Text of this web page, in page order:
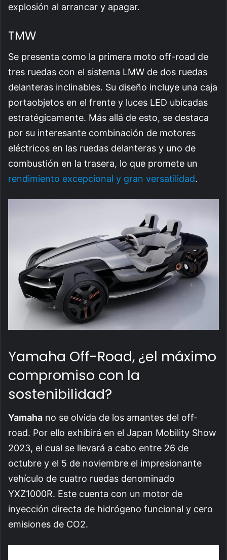
explosión al arrancar y apagar.
TMW
Se presenta como la primera moto off-road de
tres ruedas con el sistema LMW de dos ruedas
delanteras inclinables. Su diseño incluye una caja
portaobjetos en el frente y luces LED ubicadas
estratégicamente. Más allá de esto, se destaca
por su interesante combinación de motores
eléctricos en las ruedas delanteras y uno de
combustión en la trasera, lo que promete un
rendimiento excepcional y gran versatilidad.
Yamaha Off-Road, ¿el máximo
compromiso con la
sostenibilidad?
Yamaha no se olvida de los amantes del off-
road. Por ello exhibirá en el Japan Mobility Show
2023, el cual se llevará a cabo entre 26 de
octubre y el 5 de noviembre el impresionante
vehículo de cuatro ruedas denominado
YXZ1000R. Este cuenta con un motor de
inyección directa de hidrógeno funcional y cero
emisiones de CO2.